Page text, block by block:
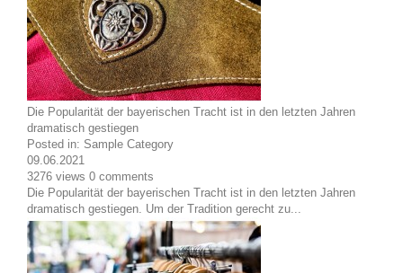
Die Popularität der bayerischen Tracht ist in den letzten Jahren
dramatisch gestiegen
Posted in: Sample Category
09.06.2021
3276 views 0 comments
Die Popularität der bayerischen Tracht ist in den letzten Jahren
dramatisch gestiegen. Um der Tradition gerecht zu...